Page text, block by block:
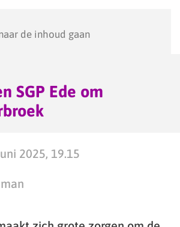
de inhoud gaan
SGP Ede om
2025, 19.15